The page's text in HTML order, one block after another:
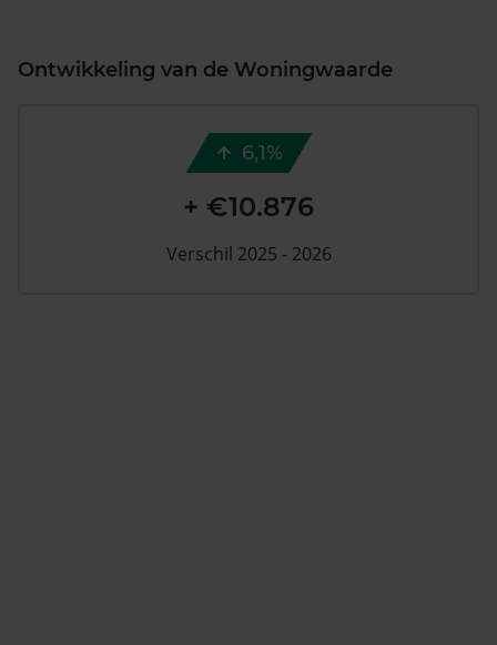
Ontwikkeling van de Woningwaarde
6,1%
+ €10.876
Verschil 2025 - 2026